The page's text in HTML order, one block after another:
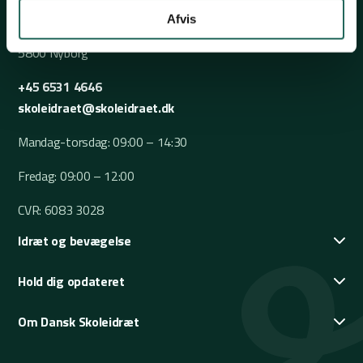
Afvis
Nørrevoldgade 37
5800 Nyborg
+45 6531 4646
skoleidraet@skoleidraet.dk
Mandag-torsdag: 09:00 – 14:30
Fredag: 09:00 – 12:00
CVR: 6083 3028
Idræt og bevægelse
Hold dig opdateret
Om Dansk Skoleidræt